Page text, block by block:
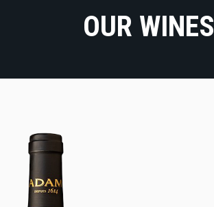
OUR WINES